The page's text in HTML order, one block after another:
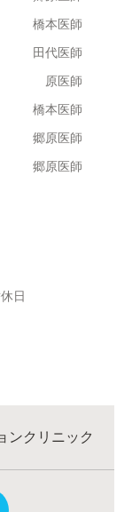
橋本医師
田代医師
原医師
橋本医師
郷原医師
郷原医師
日
ンクリニック